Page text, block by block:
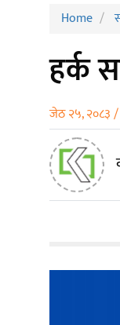
Home
हर्क
जेठ २५, २०८३